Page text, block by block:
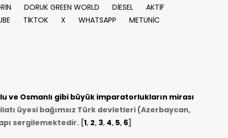
DORUK GREEN WORLD DİESEL
AKTİF
TİKTOK X WHATSAPP
METUNİC
ve Osmanlı gibi büyük imparatorlukların mirası
üyesi bağımsız Türk devletleri (Azerbaycan,
sergilemektedir. [1, 2, 3, 4, 5, 6]